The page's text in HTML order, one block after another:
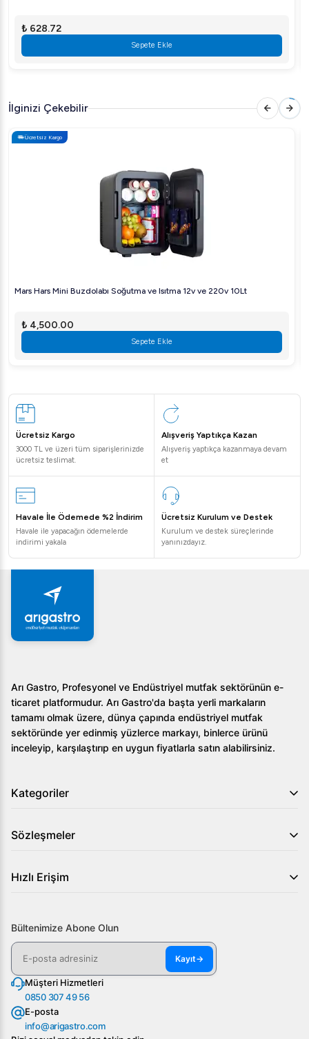
₺ 628.72
Sepete Ekle
İlginizi Çekebilir
Ücretsiz Kargo
Mars Hars Mini Buzdolabı Soğutma ve Isıtma 12v ve 220v 10Lt
₺ 4,500.00
Sepete Ekle
Ücretsiz Kargo
3000 TL ve üzeri tüm siparişlerinizde
ücretsiz teslimat.
Alışveriş Yaptıkça Kazan
Alışveriş yaptıkça kazanmaya devam
et
Havale İle Ödemede %2 İndirim
Havale ile yapacağın ödemelerde
indirimi yakala
Ücretsiz Kurulum ve Destek
Kurulum ve destek süreçlerinde
yanınızdayız.
Arı Gastro, Profesyonel ve Endüstriyel mutfak sektörünün e-
ticaret platformudur. Arı Gastro'da başta yerli markaların
tamamı olmak üzere, dünya çapında endüstriyel mutfak
sektöründe yer edinmiş yüzlerce markayı, binlerce ürünü
inceleyip, karşılaştırıp en uygun fiyatlarla satın alabilirsiniz.
Kategoriler
Sözleşmeler
Hızlı Erişim
Bültenimize Abone Olun
Kayıt→
Müşteri Hizmetleri
0850 307 49 56
E-posta
info@arigastro.com